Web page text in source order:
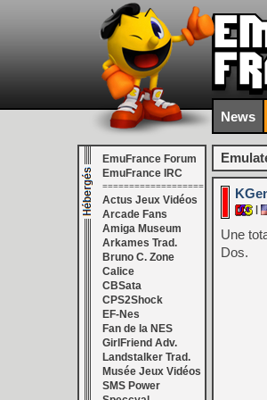
News
EmuFrance Forum
EmuFrance IRC
===================
Actus Jeux Vidéos
Arcade Fans
Amiga Museum
Arkames Trad.
Bruno C. Zone
Calice
CBSata
CPS2Shock
EF-Nes
Fan de la NES
GirlFriend Adv.
Landstalker Trad.
Musée Jeux Vidéos
SMS Power
|
Une
Dos.